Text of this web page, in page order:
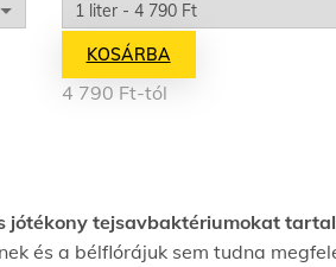
KOSÁRBA
4 790 Ft-tól
jótékony tejsavbaktériumokat
és a bélflórájuk sem tudna